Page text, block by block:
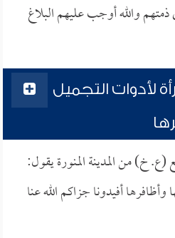
ذمتهم والله أوجب عليهم البلاغ
لأدوات التجميل
خ) من المدينة المنورة يقول:
أفيدونا جزاكم الله عنا